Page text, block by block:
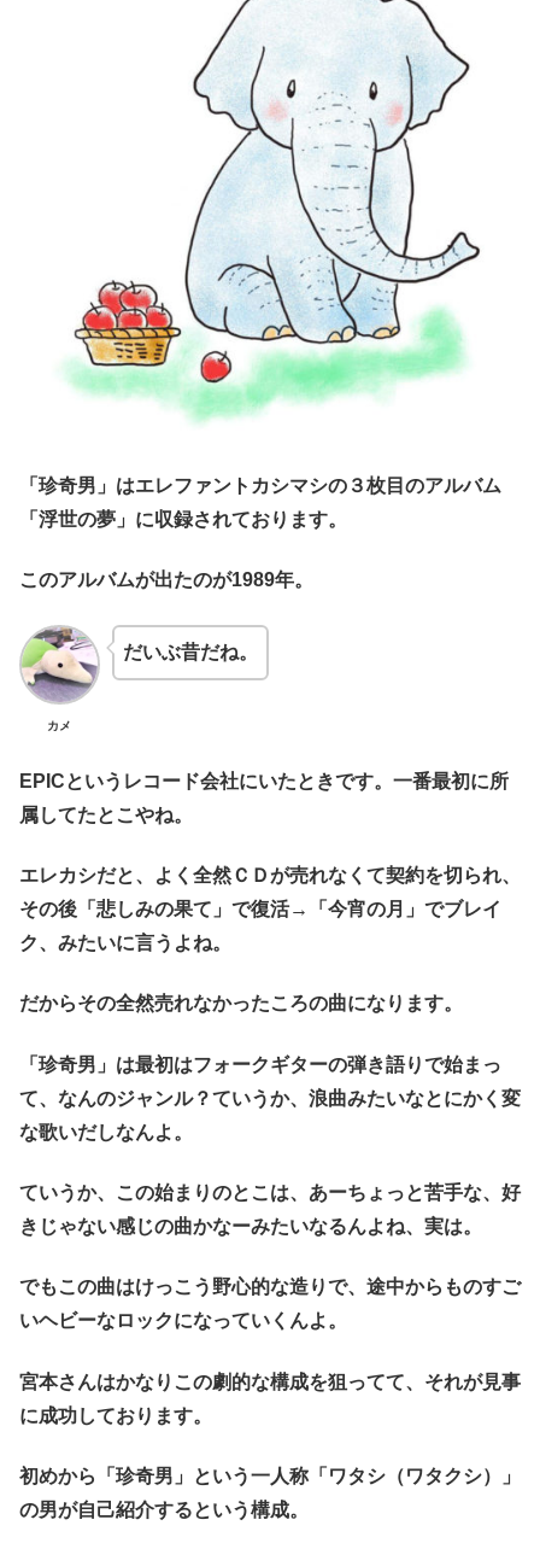
「珍奇男」はエレファントカシマシの３枚目のアルバム
「浮世の夢」に収録されております。
このアルバムが出たのが1989年。
カメ
だいぶ昔だね。
EPICというレコード会社にいたときです。一番最初に所
属してたとこやね。
エレカシだと、よく全然ＣＤが売れなくて契約を切られ、
その後「悲しみの果て」で復活→「今宵の月」でブレイ
ク、みたいに言うよね。
だからその全然売れなかったころの曲になります。
「珍奇男」は最初はフォークギターの弾き語りで始まっ
て、なんのジャンル？ていうか、浪曲みたいなとにかく変
な歌いだしなんよ。
ていうか、この始まりのとこは、あーちょっと苦手な、好
きじゃない感じの曲かなーみたいなるんよね、実は。
でもこの曲はけっこう野心的な造りで、途中からものすご
いヘビーなロックになっていくんよ。
宮本さんはかなりこの劇的な構成を狙ってて、それが見事
に成功しております。
初めから「珍奇男」という一人称「ワタシ（ワタクシ）」
の男が自己紹介するという構成。